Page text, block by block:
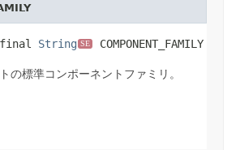
String SE COMPONENT_FAMILY
の標準コンポーネントファミリ。